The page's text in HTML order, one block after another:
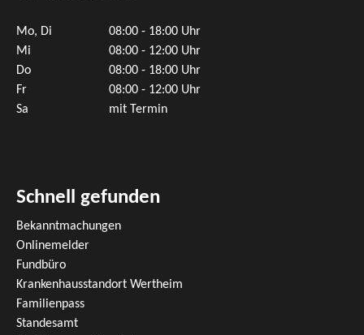
Mo, Di
08:00 - 18:00 Uhr
Mi
08:00 - 12:00 Uhr
Do
08:00 - 18:00 Uhr
Fr
08:00 - 12:00 Uhr
Sa
mit Termin
Schnell gefunden
Bekanntmachungen
Onlinemelder
Fundbüro
Krankenhausstandort Wertheim
Familienpass
Standesamt